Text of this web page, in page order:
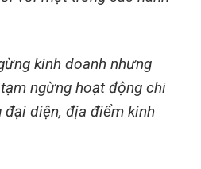
kinh doanh nhưng
ngừng hoạt động chi
đại diện, địa điểm kinh